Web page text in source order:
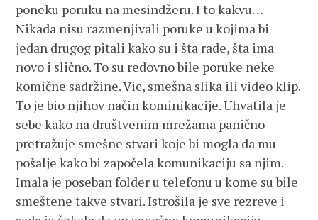
poneku poruku na mesindžeru. I to kakvu…
Nikada nisu razmenjivali poruke u kojima bi
jedan drugog pitali kako su i šta rade, šta ima
novo i slično. To su redovno bile poruke neke
komične sadržine. Vic, smešna slika ili video klip.
To je bio njihov način kominikacije. Uhvatila je
sebe kako na društvenim mrežama panično
pretražuje smešne stvari koje bi mogla da mu
pošalje kako bi započela komunikaciju sa njim.
Imala je poseban folder u telefonu u kome su bile
smeštene takve stvari. Istrošila je sve rezreve i